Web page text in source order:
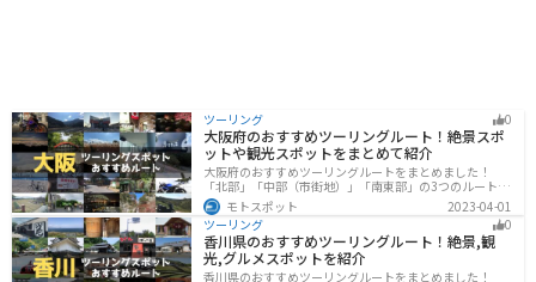
ツーリング 0
大阪府のおすすめツーリングルート！絶景スポ
ットや観光スポットをまとめて紹介
大阪府のおすすめツーリングルートをまとめました！
「北部」「中部（市街地）」「南東部」の3つのルート紹
介します。歴史と近代が融合した魅力的なエリアで様々
な楽しみ方ができます。バイクで大阪府にツーリングに
行く際は参考にしてください。
モトスポット
2023-04-01
ツーリング
0
香川県のおすすめツーリングルート！絶景,観
光,グルメスポットを紹介
香川県のおすすめツーリングルートをまとめました！